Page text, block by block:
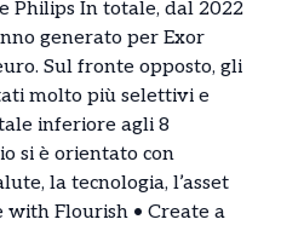
Philips In totale, dal 2022
generato per Exor
Sul fronte opposto, gli
molto più selettivi e
inferiore agli 8
si è orientato con
la tecnologia, l’asset
with Flourish • Create a